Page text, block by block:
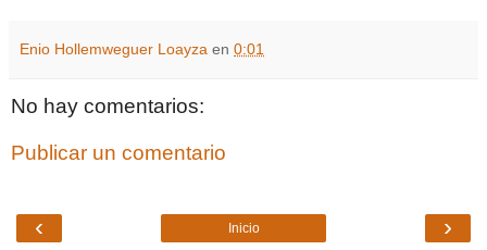
Enio Hollemweguer Loayza en 0:01
No hay comentarios:
Publicar un comentario
‹ ›
Inicio